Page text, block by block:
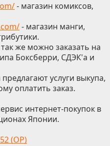
- магазин комиксов,
- магазин манги,
же можно заказать на
Боксберри, СДЭК'а и
услуги выкупа,
оплатить заказ.
интернет-покупок в
Японии.
(OP)